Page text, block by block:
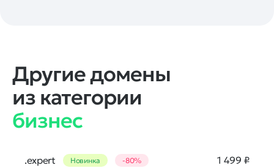
Другие домены
из категории
бизнес
.expert Новинка -80% 1 499 ₽